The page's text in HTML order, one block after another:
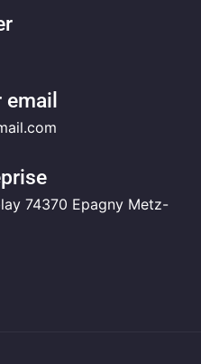
email
74370 Epagny Metz-